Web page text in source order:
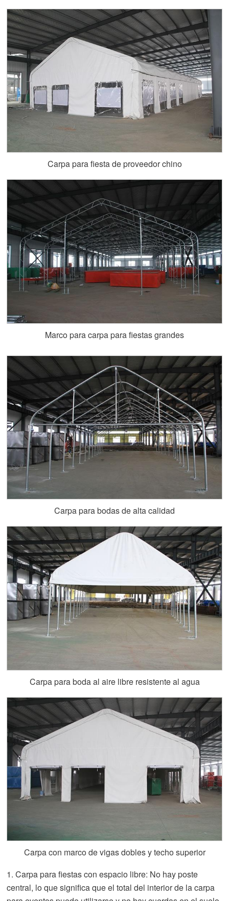
Carpa para fiesta de proveedor chino
Marco para carpa para fiestas grandes
Carpa para bodas de alta calidad
Carpa para boda al aire libre resistente al agua
Carpa con marco de vigas dobles y techo superior
1. Carpa para fiestas con espacio libre: No hay poste
central, lo que significa que el total del interior de la carpa